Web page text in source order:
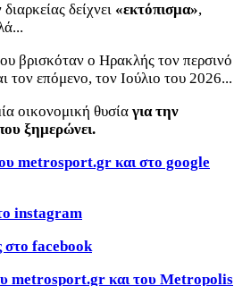
δείχνει «εκτόπισμα»,
βρισκόταν ο Ηρακλής τον περσινό
τον επόμενο, τον Ιούλιο του 2026...
οικονομική θυσία για την
ξημερώνει.
metrosport.gr και στο google
instagram
στο facebook
metrosport.gr και του Metropolis